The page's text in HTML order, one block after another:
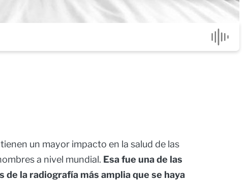
un mayor impacto en la salud de las
a nivel mundial. Esa fue una de las
de la radiografía más amplia que se haya